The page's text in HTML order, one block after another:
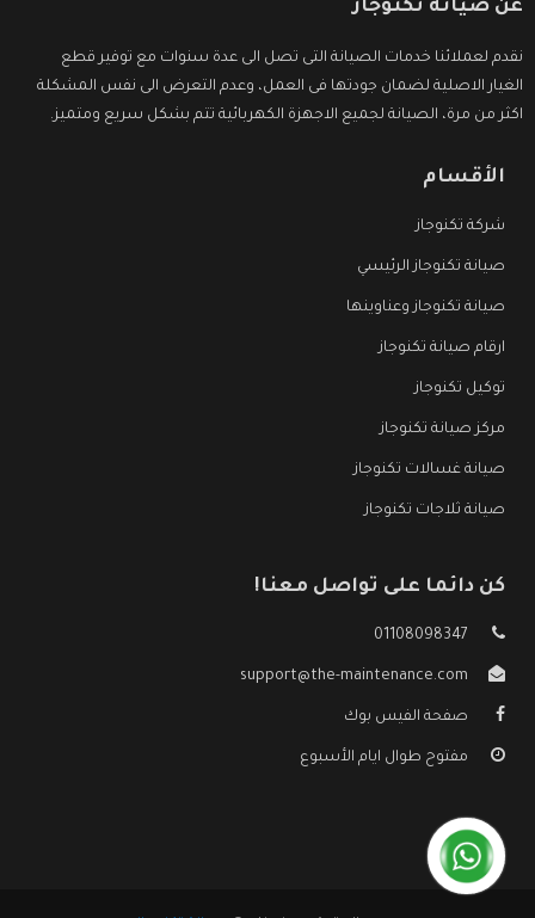
عن صيانة تكنوجاز
نقدم لعملائنا خدمات الصيانة التى تصل الى عدة سنوات مع توفير قطع
الغيار الاصلية لضمان جودتها فى العمل، وعدم التعرض الى نفس المشكلة
اكثر من مرة، الصيانة لجميع الاجهزة الكهربائية تتم بشكل سريع ومتميز.
الأقسام
شركة تكنوجاز
صيانة تكنوجاز الرئيسي
صيانة تكنوجاز وعناوينها
ارقام صيانة تكنوجاز
توكيل تكنوجاز
مركز صيانة تكنوجاز
صيانة غسالات تكنوجاز
صيانة ثلاجات تكنوجاز
كن دائما على تواصل معنا!
01108098347
support@the-maintenance.com
صفحة الفيس بوك
مفتوح طوال ايام الأسبوع